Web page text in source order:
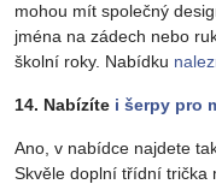
mohou mít společný
jména na zádech nebo
školní roky. Nabídku
14. Nabízíte i šerpy pro
Ano, v nabídce najdete
Skvěle doplní třídní trička